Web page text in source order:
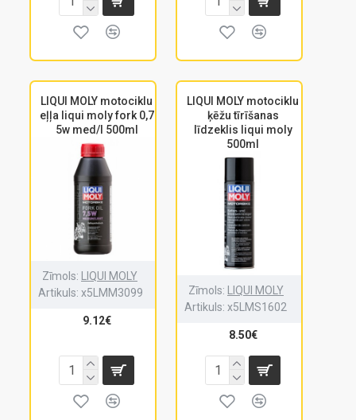
LIQUI MOLY motociklu
eļļa liqui moly fork 0,7
5w med/l 500ml
Zīmols:
LIQUI MOLY
Artikuls: x5LMM3099
9.12€
LIQUI MOLY motociklu
ķēžu tīrīšanas
līdzeklis liqui moly
500ml
Zīmols:
LIQUI MOLY
Artikuls: x5LMS1602
8.50€